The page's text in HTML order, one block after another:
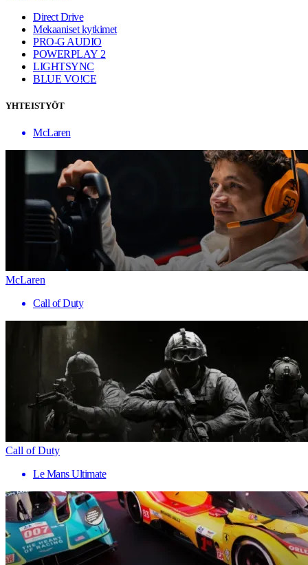
Direct Drive
Mekaaniset kytkimet
PRO-G AUDIO
POWERPLAY 2
LIGHTSYNC
BLUE VO!CE
YHTEISTYÖT
McLaren
McLaren
Call of Duty
Call of Duty
Le Mans Ultimate